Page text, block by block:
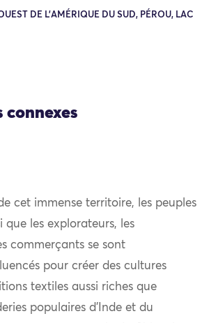
DE L'AMÉRIQUE DU SUD, PÉROU, LAC
connexes
cet immense territoire, les peuples
que les explorateurs, les
commerçants se sont
pour créer des cultures
textiles aussi riches que
populaires d’Inde et du